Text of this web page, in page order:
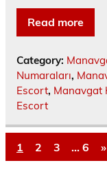
Read more
Category:
Numaraları,
Escort, Manavgat
Escort
1 2 3 … 6 »